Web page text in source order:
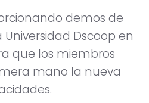
demos de
Dscoop en
que los miembros
mano la nueva